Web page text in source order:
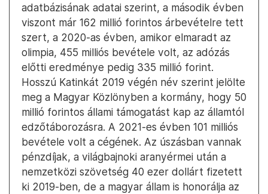
adatbázisának adatai szerint, a második évben
viszont már 162 millió forintos árbevételre tett
szert, a 2020-as évben, amikor elmaradt az
olimpia, 455 milliós bevétele volt, az adózás
előtti eredménye pedig 335 millió forint.
Hosszú Katinkát 2019 végén név szerint jelölte
meg a Magyar Közlönyben a kormány, hogy 50
millió forintos állami támogatást kap az államtól
edzőtáborozásra. A 2021-es évben 101 milliós
bevétele volt a cégének. Az úszásban vannak
pénzdíjak, a világbajnoki aranyérmei után a
nemzetközi szövetség 40 ezer dollárt fizetett
ki 2019-ben, de a magyar állam is honorálja az